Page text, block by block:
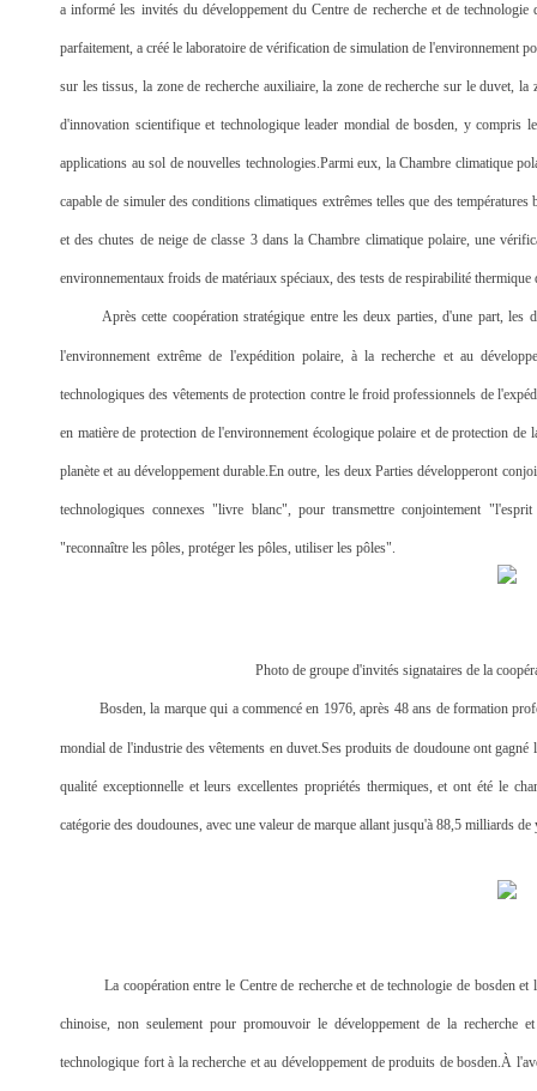
a informé les invités du développement du Centre de recherche et de
parfaitement, a créé le laboratoire de vérification de simulation de l'environnement
sur les tissus, la zone de recherche auxiliaire, la zone de recherche sur le duvet,
d'innovation scientifique et technologique leader mondial de bosden, y compris
applications au sol de nouvelles technologies.Parmi eux, la Chambre climatique
capable de simuler des conditions climatiques extrêmes telles que des
et des chutes de neige de classe 3 dans la Chambre climatique polaire, une
environnementaux froids de matériaux spéciaux, des tests de respirabilité thermique
Après cette coopération stratégique entre les deux parties, d'une part,
l'environnement extrême de l'expédition polaire, à la recherche et au
technologiques des vêtements de protection contre le froid professionnels de
en matière de protection de l'environnement écologique polaire et de protection
planète et au développement durable.En outre, les deux Parties développeront
technologiques connexes "livre blanc", pour transmettre conjointement
"reconnaître les pôles, protéger les pôles, utiliser les pôles".
Photo de groupe d'invités signataires de la
Bosden, la marque qui a commencé en 1976, après 48 ans de formation
mondial de l'industrie des vêtements en duvet.Ses produits de doudoune ont
qualité exceptionnelle et leurs excellentes propriétés thermiques, et ont été le
catégorie des doudounes, avec une valeur de marque allant jusqu'à 88,5 milliards de
La coopération entre le Centre de recherche et de technologie de bosden
chinoise, non seulement pour promouvoir le développement de la
technologique fort à la recherche et au développement de produits de bosden.À